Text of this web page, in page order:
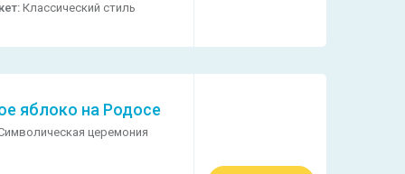
Классический стиль
яблоко на Родосе
церемония